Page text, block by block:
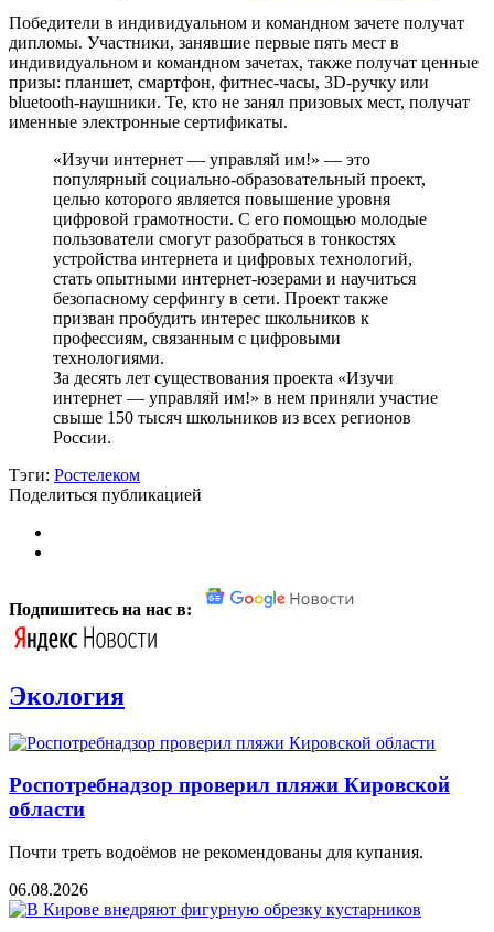
Победители в индивидуальном и командном зачете получат
дипломы. Участники, занявшие первые пять мест в
индивидуальном и командном зачетах, также получат ценные
призы: планшет, смартфон, фитнес-часы, 3D-ручку или
bluetooth-наушники. Те, кто не занял призовых мест, получат
именные электронные сертификаты.
«Изучи интернет — управляй им!» — это
популярный социально-образовательный проект,
целью которого является повышение уровня
цифровой грамотности. С его помощью молодые
пользователи смогут разобраться в тонкостях
устройства интернета и цифровых технологий,
стать опытными интернет-юзерами и научиться
безопасному серфингу в сети. Проект также
призван пробудить интерес школьников к
профессиям, связанным с цифровыми
технологиями.
За десять лет существования проекта «Изучи
интернет — управляй им!» в нем приняли участие
свыше 150 тысяч школьников из всех регионов
России.
Тэги: Ростелеком
Поделиться публикацией
Подпишитесь на нас в:
Экология
Роспотребнадзор проверил пляжи Кировской
области
Почти треть водоёмов не рекомендованы для купания.
06.08.2026